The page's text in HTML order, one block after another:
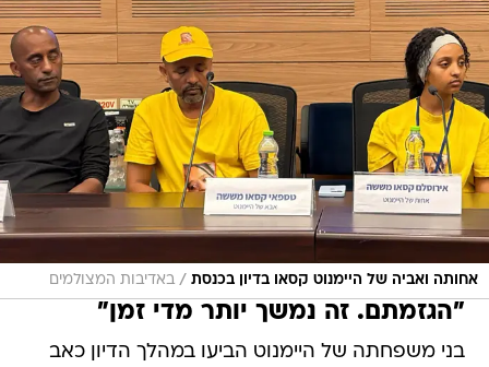
אחותה ואביה של היימנוט קסאו בדיון בכנסת / באדיבות המצולמים
"הגזמתם. זה נמשך יותר מדי זמן"
בני משפחתה של היימנוט הביעו במהלך הדיון כאב